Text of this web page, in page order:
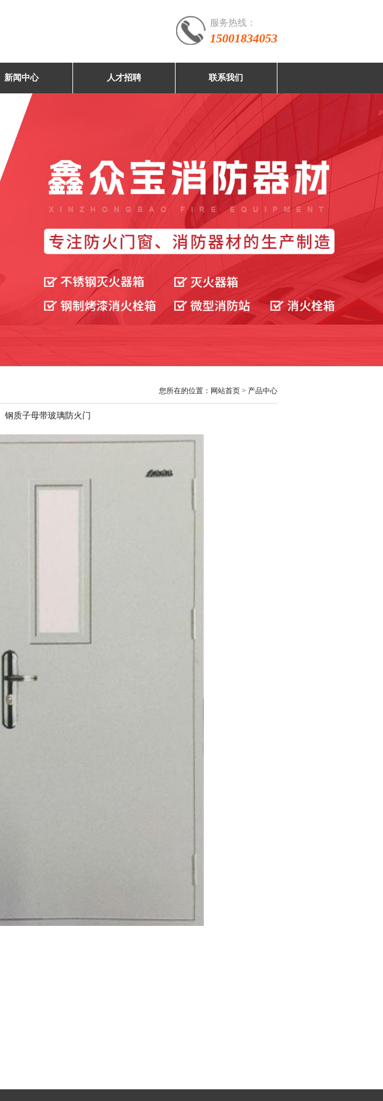
服务热线：
15001834053
新闻中心 人才招聘 联系我们
您所在的位置：网站首页 > 产品中心
钢质子母带玻璃防火门